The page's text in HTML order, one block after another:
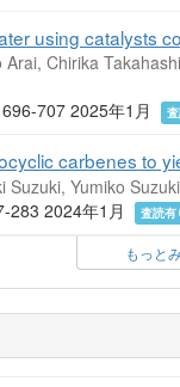
using catalysts
Chirika
707 2025年1月
carbenes to
Suzuki, Yumiko Suzuki
283 2024年1月
査読有
もっと